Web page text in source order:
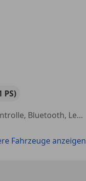
PS)
USB, Nebelscheinwerfer, Sitzheizung, Touchscreen, Freisprecheinrichtung, Traktionskontrolle, Bluetooth, Lederlenkrad
Fahrzeuge anzeigen